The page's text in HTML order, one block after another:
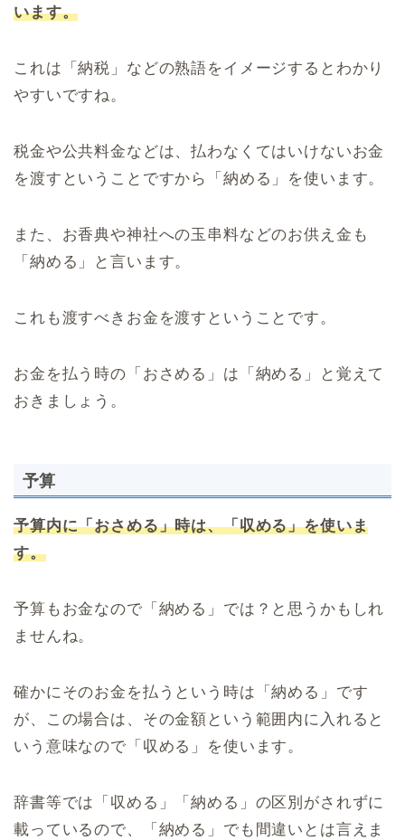
います。
これは「納税」などの熟語をイメージするとわかり
やすいですね。
税金や公共料金などは、払わなくてはいけないお金
を渡すということですから「納める」を使います。
また、お香典や神社への玉串料などのお供え金も
「納める」と言います。
これも渡すべきお金を渡すということです。
お金を払う時の「おさめる」は「納める」と覚えて
おきましょう。
予算
予算内に「おさめる」時は、「収める」を使いま
す。
予算もお金なので「納める」では？と思うかもしれ
ませんね。
確かにそのお金を払うという時は「納める」です
が、この場合は、その金額という範囲内に入れると
いう意味なので「収める」を使います。
辞書等では「収める」「納める」の区別がされずに
載っているので、「納める」でも間違いとは言えま